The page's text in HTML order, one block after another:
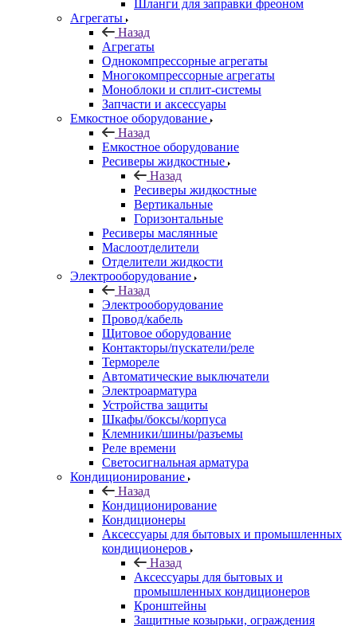
Шланги для заправки фреоном
Агрегаты
Назад
Агрегаты
Однокомпрессорные агрегаты
Многокомпрессорные агрегаты
Моноблоки и сплит-системы
Запчасти и аксессуары
Емкостное оборудование
Назад
Емкостное оборудование
Ресиверы жидкостные
Назад
Ресиверы жидкостные
Вертикальные
Горизонтальные
Ресиверы маслянные
Маслоотделители
Отделители жидкости
Электрооборудование
Назад
Электрооборудование
Провод/кабель
Щитовое оборудование
Контакторы/пускатели/реле
Термореле
Автоматические выключатели
Электроарматура
Устройства защиты
Шкафы/боксы/корпуса
Клемники/шины/разъемы
Реле времени
Светосигнальная арматура
Кондиционирование
Назад
Кондиционирование
Кондиционеры
Аксессуары для бытовых и промышленных
кондиционеров
Назад
Аксессуары для бытовых и
промышленных кондиционеров
Кронштейны
Защитные козырьки, ограждения